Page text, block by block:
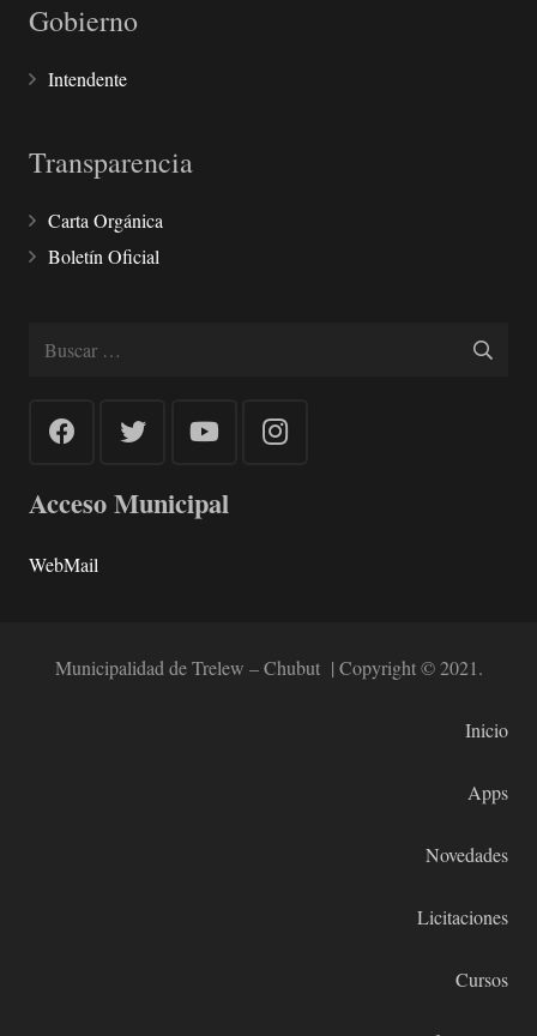
Gobierno
Intendente
Transparencia
Carta Orgánica
Boletín Oficial
Buscar:
Acceso Municipal
WebMail
Municipalidad de Trelew – Chubut | Copyright © 2021.
Inicio
Apps
Novedades
Licitaciones
Cursos